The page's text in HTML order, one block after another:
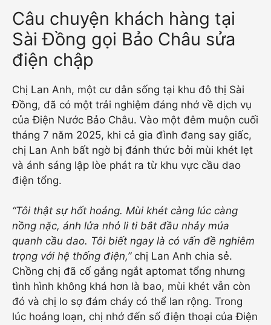
Câu chuyện khách hàng tại
Sài Đồng gọi Bảo Châu sửa
điện chập
Chị Lan Anh, một cư dân sống tại khu đô thị Sài
Đồng, đã có một trải nghiệm đáng nhớ về dịch vụ
của Điện Nước Bảo Châu. Vào một đêm muộn cuối
tháng 7 năm 2025, khi cả gia đình đang say giấc,
chị Lan Anh bất ngờ bị đánh thức bởi mùi khét lẹt
và ánh sáng lập lòe phát ra từ khu vực cầu dao
điện tổng.
“Tôi thật sự hốt hoảng. Mùi khét càng lúc càng
nồng nặc, ánh lửa nhỏ li ti bắt đầu nhảy múa
quanh cầu dao. Tôi biết ngay là có vấn đề nghiêm
trọng với hệ thống điện,”chị Lan Anh chia sẻ.
Chồng chị đã cố gắng ngắt aptomat tổng nhưng
tình hình không khá hơn là bao, mùi khét vẫn còn
đó và chị lo sợ đám cháy có thể lan rộng. Trong
lúc hoảng loạn, chị nhớ đến số điện thoại của Điện